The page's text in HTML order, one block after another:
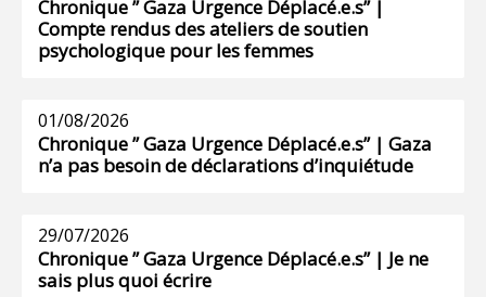
Chronique ” Gaza Urgence Déplacé.e.s” |
Compte rendus des ateliers de soutien
psychologique pour les femmes
01/08/2026
Chronique ” Gaza Urgence Déplacé.e.s” | Gaza
n’a pas besoin de déclarations d’inquiétude
29/07/2026
Chronique ” Gaza Urgence Déplacé.e.s” | Je ne
sais plus quoi écrire